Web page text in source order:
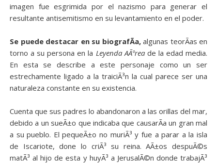
imagen fue esgrimida por el nazismo para generar el
resultante antisemitismo en su levantamiento en el poder.
Se puede destacar en su biografÃ­a, algunas teorÃ­as en
torno a su persona en la Leyenda AÃºreade la edad media.
En esta se describe a este personaje como un ser
estrechamente ligado a la traiciÃ³n la cual parece ser una
naturaleza constante en su existencia.
Cuenta que sus padres lo abandonaron a las orillas del mar,
debido a un sueÃ±o que indicaba que causarÃ­a un gran mal
a su pueblo. El pequeÃ±o no muriÃ³ y fue a parar a la isla
de Iscariote, done lo criÃ³ su reina. AÃ±os despuÃ©s
matÃ³ al hijo de esta y huyÃ³ a JerusalÃ©n donde trabajÃ³